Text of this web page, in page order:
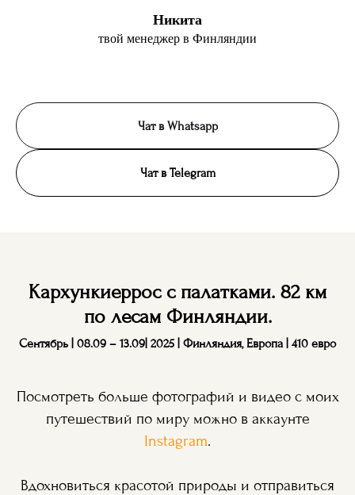
Никита
твой менеджер в Финляндии
Чат в Whatsapp
Чат в Telegram
Кархункиеррос с палатками. 82 км
по лесам Финляндии.
Сентябрь | 08.09 – 13.09| 2025 | Финляндия, Европа | 410 евро
Посмотреть больше фотографий и видео с моих
путешествий по миру можно в аккаунте
Instagram.
Вдохновиться красотой природы и отправиться